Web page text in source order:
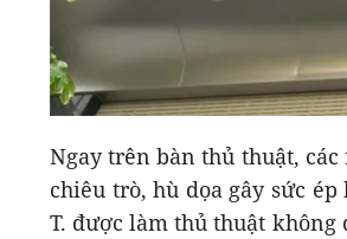
Ngay trên bàn thủ thuật,
chiêu trò, hù dọa gây sức
T. được làm thủ thuật